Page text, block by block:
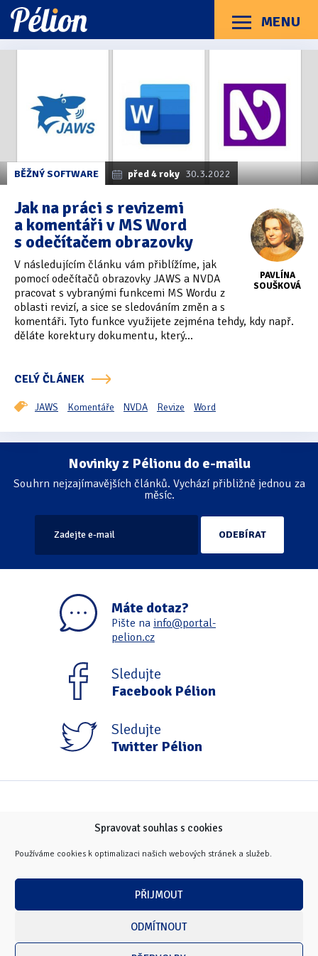
Spravovat souhlas s cookies
Používáme cookies k optimalizaci našich webových stránek a služeb.
PŘIJMOUT
ODMÍTNOUT
Přejít
na
štítky
Přejít
na
kategorie
Přejít
na
obsah
MENU
Menu
Dotazníky(3)
Braillské řádky (31)
Mobilní zařízení (85)
Počítače a notebooky (66)
Zápisníky(7)
Názory & zkušenosti(143)
Pozvánky & oznámení
Pracuji sluchem(564)
Pracuji sluchem a hmatem(566)
Pracuji zrakem(456)
Pracuji zrakem a sluchem(515)
Služby(115)
Asistivní software
Běžný software(284)
kategorie
BĚŽNÝ SOFTWARE před 4 roky 30.3.2022
PAVLÍNA
SOUŠKOVÁ
Jak na práci s revizemi
a komentáři v MS Word
s odečítačem obrazovky
V následujícím článku vám přiblížíme, jak
pomocí odečítačů obrazovky JAWS a NVDA
pracovat s vybranými funkcemi MS Wordu z
oblasti revizí, a sice se sledováním změn a s
komentáři. Tyto funkce využijete zejména tehdy, kdy např.
děláte korektury dokumentu, který...
CELÝ ČLÁNEK
JAWS Komentáře NVDA Revize Word
Stránkování
Novinky z Pélionu do e-mailu
Souhrn nejzajímavějších článků. Vychází přibližně jednou za
měsíc.
Máte dotaz?
Pište na info@portal-
pelion.cz
Sledujte
Facebook Pélion
Sledujte
Twitter Pélion